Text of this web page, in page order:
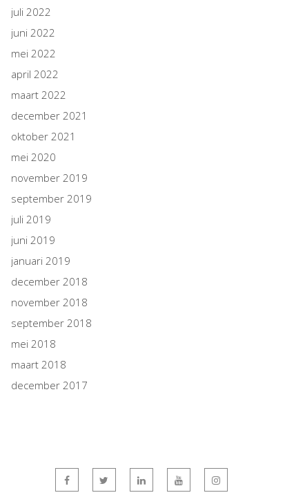
juli 2022
juni 2022
mei 2022
april 2022
maart 2022
december 2021
oktober 2021
mei 2020
november 2019
september 2019
juli 2019
juni 2019
januari 2019
december 2018
november 2018
september 2018
mei 2018
maart 2018
december 2017